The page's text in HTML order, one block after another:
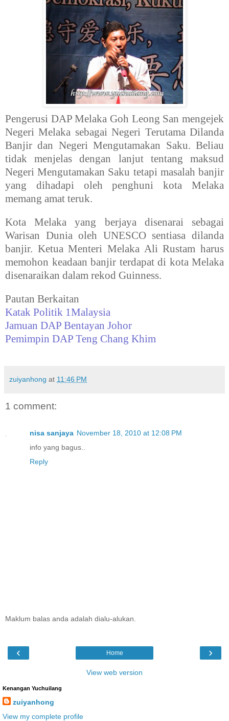
Pengerusi DAP Melaka Goh Leong San mengejek
Negeri Melaka sebagai Negeri Terutama Dilanda
Banjir dan Negeri Mengutamakan Saku. Beliau
tidak menjelas dengan lanjut tentang maksud
Negeri Mengutamakan Saku tetapi masalah banjir
yang dihadapi oleh penghuni kota Melaka
memang amat teruk.
Kota Melaka yang berjaya disenarai sebagai
Warisan Dunia oleh UNESCO sentiasa dilanda
banjir. Ketua Menteri Melaka Ali Rustam harus
memohon keadaan banjir terdapat di kota Melaka
disenaraikan dalam rekod Guinness.
Pautan Berkaitan
Katak Politik 1Malaysia
Jamuan DAP Bentayan Johor
Pemimpin DAP Teng Chang Khim
zuiyanhong at 11:46 PM
1 comment:
nisa sanjaya November 18, 2010 at 12:08 PM
info yang bagus..
Reply
Maklum balas anda adalah dialu-alukan.
‹ ›
Home
View web version
Kenangan Yuchuilang
zuiyanhong
View my complete profile